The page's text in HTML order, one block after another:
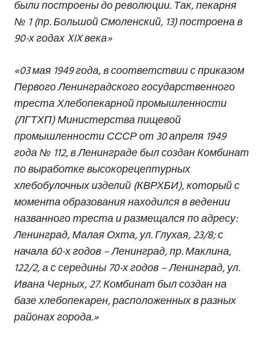
были построены до революции. Так, пекарня
№ 1 (пр. Большой Смоленский, 13) построена в
90-х годах XIX века»
«03 мая 1949 года, в соответствии с приказом
Первого Ленинградского государственного
треста Хлебопекарной промышленности
(ЛГТХП) Министерства пищевой
промышленности СССР от 30 апреля 1949
года № 112, в Ленинграде был создан Комбинат
по выработке высокорецептурных
хлебобулочных изделий (КВРХБИ), который с
момента образования находился в ведении
названного треста и размещался по адресу:
Ленинград, Малая Охта, ул. Глухая, 23/8; с
начала 60-х годов – Ленинград, пр. Маклина,
122/2, а с середины 70-х годов – Ленинград, ул.
Ивана Черных, 27. Комбинат был создан на
базе хлебопекарен, расположенных в разных
районах города.»